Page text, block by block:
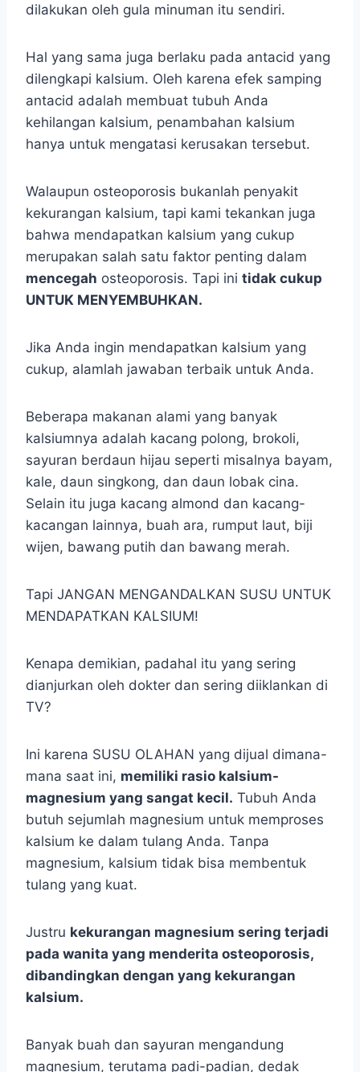
dilakukan oleh gula minuman itu sendiri.
Hal yang sama juga berlaku pada antacid yang
dilengkapi kalsium. Oleh karena efek samping
antacid adalah membuat tubuh Anda
kehilangan kalsium, penambahan kalsium
hanya untuk mengatasi kerusakan tersebut.
Walaupun osteoporosis bukanlah penyakit
kekurangan kalsium, tapi kami tekankan juga
bahwa mendapatkan kalsium yang cukup
merupakan salah satu faktor penting dalam
mencegah osteoporosis. Tapi ini tidak cukup
UNTUK MENYEMBUHKAN.
Jika Anda ingin mendapatkan kalsium yang
cukup, alamlah jawaban terbaik untuk Anda.
Beberapa makanan alami yang banyak
kalsiumnya adalah kacang polong, brokoli,
sayuran berdaun hijau seperti misalnya bayam,
kale, daun singkong, dan daun lobak cina.
Selain itu juga kacang almond dan kacang-
kacangan lainnya, buah ara, rumput laut, biji
wijen, bawang putih dan bawang merah.
Tapi JANGAN MENGANDALKAN SUSU UNTUK
MENDAPATKAN KALSIUM!
Kenapa demikian, padahal itu yang sering
dianjurkan oleh dokter dan sering diiklankan di
TV?
Ini karena SUSU OLAHAN yang dijual dimana-
mana saat ini, memiliki rasio kalsium-
magnesium yang sangat kecil. Tubuh Anda
butuh sejumlah magnesium untuk memproses
kalsium ke dalam tulang Anda. Tanpa
magnesium, kalsium tidak bisa membentuk
tulang yang kuat.
Justru kekurangan magnesium sering terjadi
pada wanita yang menderita osteoporosis,
dibandingkan dengan yang kekurangan
kalsium.
Banyak buah dan sayuran mengandung
magnesium, terutama padi-padian, dedak